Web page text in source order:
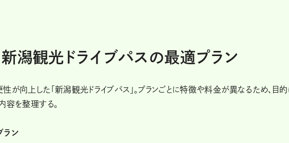
潟観光ドライブパスの最適プラン
が向上した「新潟観光ドライブパス」。プランごとに特徴や料金が異なるため、目
容を整理する。
ラン